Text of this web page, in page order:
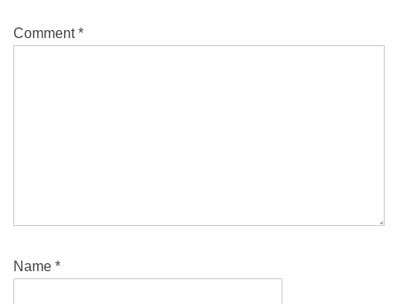
Comment*
Name *